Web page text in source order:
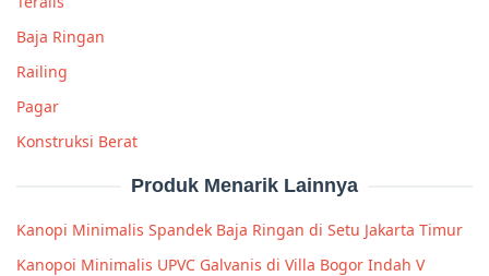
Baja Ringan
Railing
Pagar
Konstruksi Berat
Produk Menarik Lainnya
Kanopi Minimalis Spandek Baja Ringan di Setu Jakarta Timur
Kanopoi Minimalis UPVC Galvanis di Villa Bogor Indah V